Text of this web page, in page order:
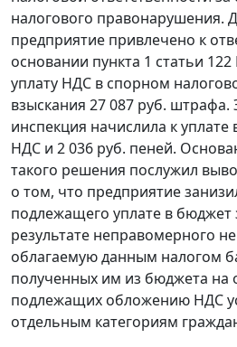
налогового
предприятие привлечено к
основании пункта 1 статьи 122
уплату НДС в спорном
взыскания 27 087 руб.
инспекция начислила к
НДС и 2 036 руб. пеней.
такого решения послужил
о том, что предприятие
подлежащего уплате в бюджет
результате неправомерного
облагаемую данным налогом
полученных им из бюджета на
подлежащих обложению НДС
отдельным категориям